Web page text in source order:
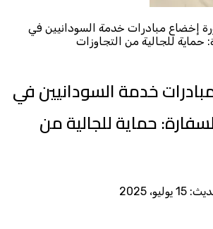
إخضاع مبادرات خدمة السودانيين في
للجالية من التجاوزات
خدمة السودانيين في
حماية للجالية من
2025